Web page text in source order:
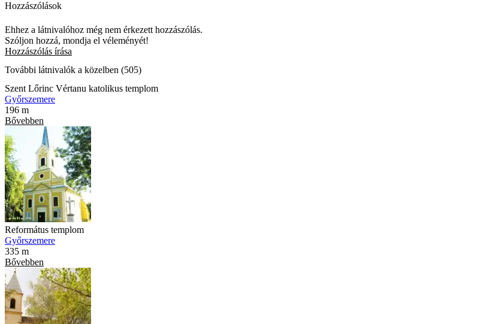
Hozzászólások
Ehhez a látnivalóhoz még nem érkezett hozzászólás.
Szóljon hozzá, mondja el véleményét!
Hozzászólás írása
További látnivalók a közelben (505)
Szent Lőrinc Vértanu katolikus templom
Győrszemere
196 m
Bővebben
Református templom
Győrszemere
335 m
Bővebben